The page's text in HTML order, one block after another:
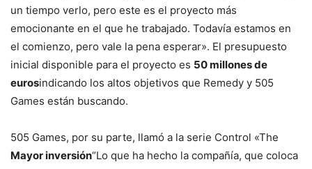
un tiempo verlo, pero este es el proyecto más
emocionante en el que he trabajado. Todavía estamos en
el comienzo, pero vale la pena esperar». El presupuesto
inicial disponible para el proyecto es 50 millones de
eurosindicando los altos objetivos que Remedy y 505
Games están buscando.
505 Games, por su parte, llamó a la serie Control «The
Mayor inversión“Lo que ha hecho la compañía, que coloca